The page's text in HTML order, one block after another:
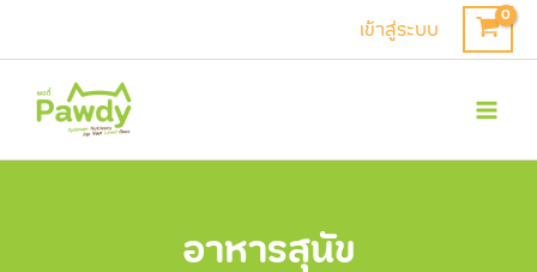
content
เข้าสู่ระบบ
อาหารสุนัข